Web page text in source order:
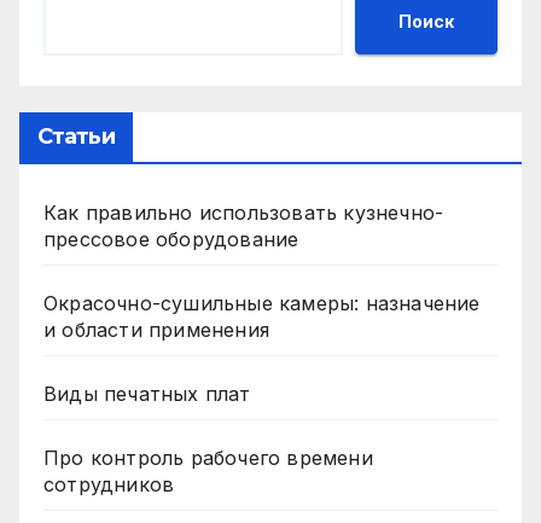
Поиск
Статьи
Как правильно использовать кузнечно-
прессовое оборудование
Окрасочно-сушильные камеры: назначение
и области применения
Виды печатных плат
Про контроль рабочего времени
сотрудников